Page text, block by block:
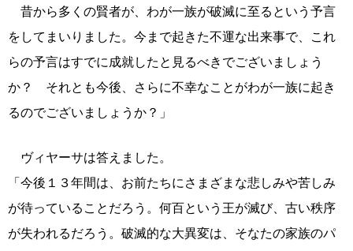
昔から多くの賢者が、わが一族が破滅に至るという予言
をしてまいりました。今まで起きた不運な出来事で、これ
らの予言はすでに成就したと見るべきでございましょう
か？ それとも今後、さらに不幸なことがわが一族に起き
るのでございましょうか？」
ヴィヤーサは答えました。
「今後１３年間は、お前たちにさまざまな悲しみや苦しみ
が待っていることだろう。何百という王が滅び、古い秩序
が失われるだろう。破滅的な大異変は、そなたの家族のパ